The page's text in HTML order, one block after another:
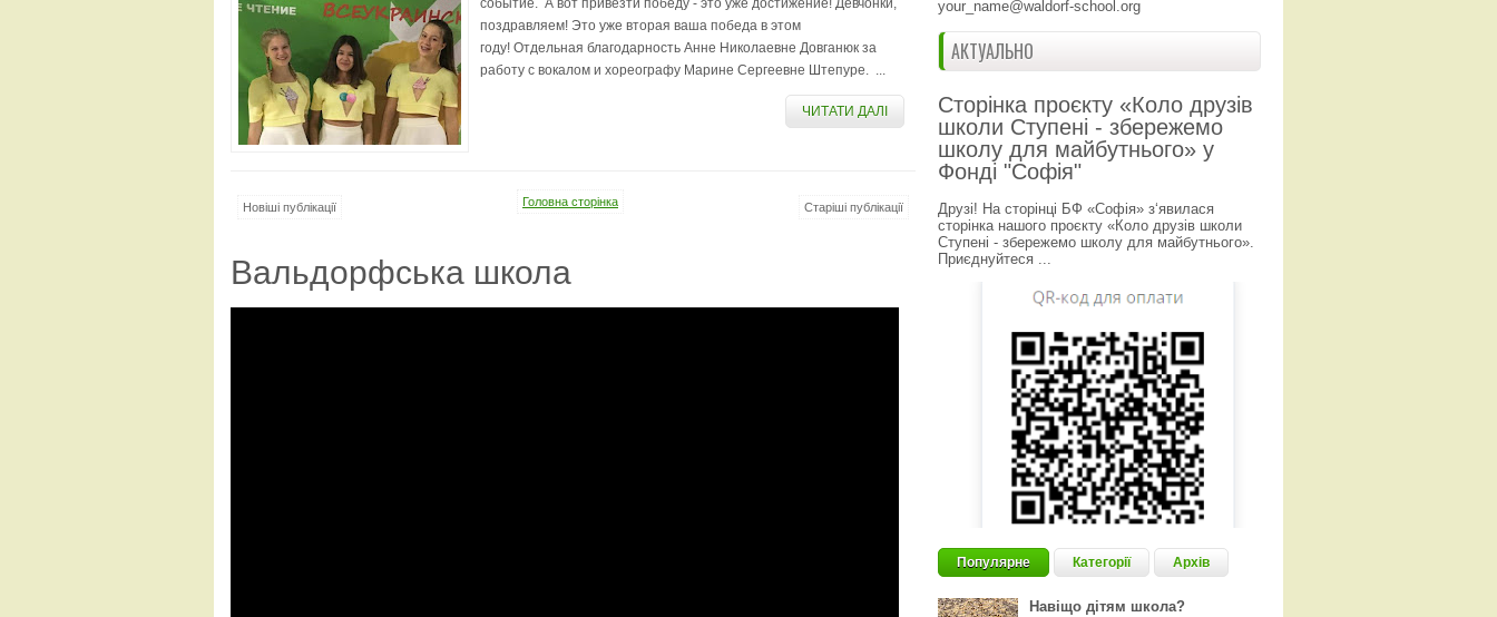
событие. А вот привезти победу - это уже достижение! Девчонки,
поздравляем! Это уже вторая ваша победа в этом
году! Отдельная благодарность Анне Николаевне Довганюк за
работу с вокалом и хореографу Марине Сергеевне Штепуре. ...
ЧИТАТИ ДАЛІ
Новіші публікації Старіші публікації
Головна сторінка
Вальдорфська школа
your_name@waldorf-school.org
АКТУАЛЬНО
Сторінка проєкту «Коло друзів
школи Ступені - збережемо
школу для майбутнього» у
Фонді "Софія"
Друзі! На сторінці БФ «Софія» з‘явилася
сторінка нашого проєкту «Коло друзів школи
Ступені - збережемо школу для майбутнього».
Приєднуйтеся ...
Популярне Категорії Архів
Навіщо дітям школа?